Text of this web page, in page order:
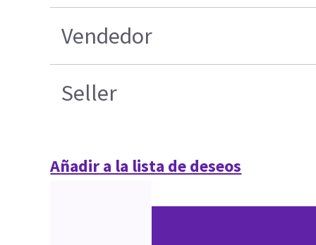
Vendedor
Seller
Añadir a la lista de deseos